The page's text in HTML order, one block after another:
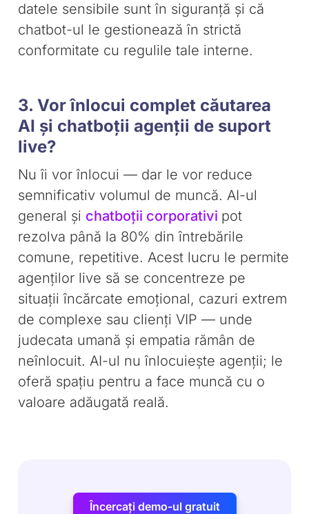
datele sensibile sunt în siguranță și că
chatbot-ul le gestionează în strictă
conformitate cu regulile tale interne.
3. Vor înlocui complet căutarea
AI și chatboții agenții de suport
live?
Nu îi vor înlocui — dar le vor reduce
semnificativ volumul de muncă. AI-ul
general și chatboții corporativi pot
rezolva până la 80% din întrebările
comune, repetitive. Acest lucru le permite
agenților live să se concentreze pe
situații încărcate emoțional, cazuri extrem
de complexe sau clienți VIP — unde
judecata umană și empatia rămân de
neînlocuit. AI-ul nu înlocuiește agenții; le
oferă spațiu pentru a face muncă cu o
valoare adăugată reală.
Încercați demo-ul gratuit